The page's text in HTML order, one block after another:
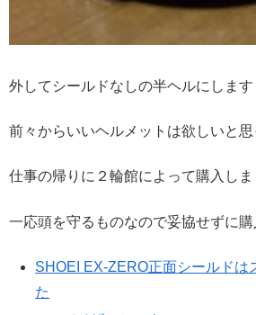
外してシールドなしの半ヘルにします
前々からいいヘルメットは欲しいと
仕事の帰りに２輪館によって購入しま
一応頭を守るものなので妥協せずに購
SHOEI EX-ZERO正面シールドは
た